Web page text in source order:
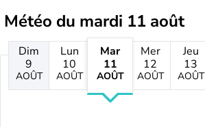
Météo du mardi 11 août
Dim
9
AOÛT
Lun
10
AOÛT
Mar
11
AOÛT
Mer
12
AOÛT
Jeu
13
AOÛT